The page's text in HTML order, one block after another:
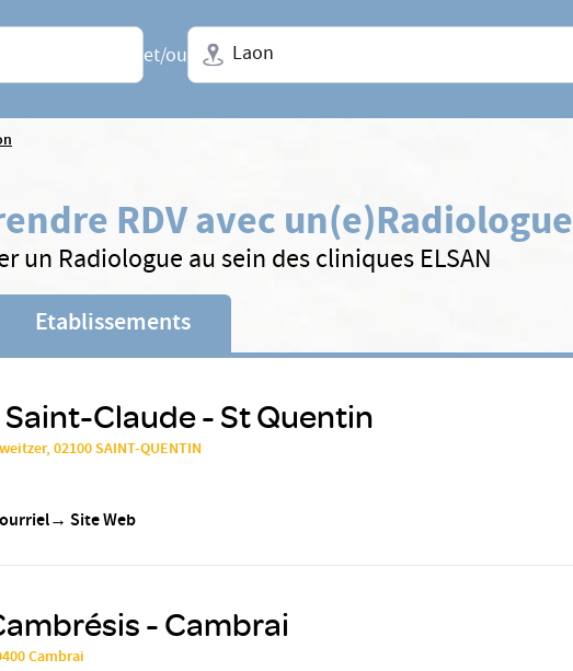
et/ou
Ville + N° de département, région ou CP
RDV avec un(e)Radiologue
un Radiologue au sein des cliniques ELSAN
Etablissements
Claude - St Quentin
02100 SAINT-QUENTIN
→ Site Web
- Cambrai
Cambrai